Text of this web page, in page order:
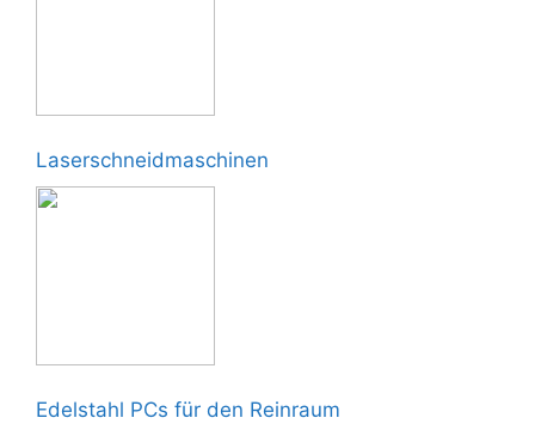
Laserschneidmaschinen
Edelstahl PCs für den Reinraum